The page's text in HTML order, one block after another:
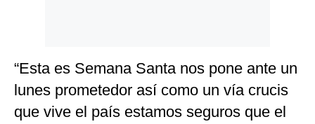
“Esta es Semana Santa nos pone ante un
lunes prometedor así como un vía crucis
que vive el país estamos seguros que el